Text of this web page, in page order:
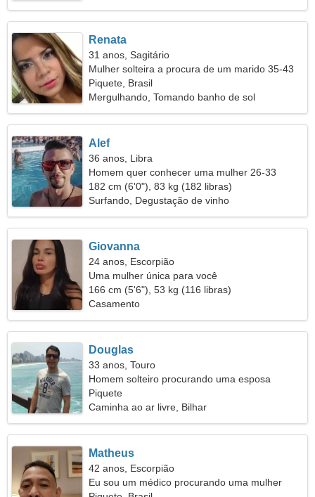
Renata
31 anos, Sagitário
Mulher solteira a procura de um marido 35-43
Piquete, Brasil
Mergulhando, Tomando banho de sol
Alef
36 anos, Libra
Homem quer conhecer uma mulher 26-33
182 cm (6'0"), 83 kg (182 libras)
Surfando, Degustação de vinho
Giovanna
24 anos, Escorpião
Uma mulher única para você
166 cm (5'6"), 53 kg (116 libras)
Casamento
Douglas
33 anos, Touro
Homem solteiro procurando uma esposa
Piquete
Caminha ao ar livre, Bilhar
Matheus
42 anos, Escorpião
Eu sou um médico procurando uma mulher